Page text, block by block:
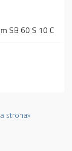
SB 60 S 10 C
strona»